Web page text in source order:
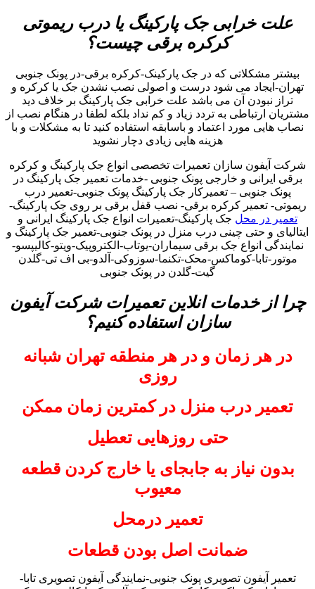
علت خرابی جک پارکینگ یا درب ریموتی
کرکره برقی چیست؟
بیشتر مشکلاتی که در جک پارکینک-کرکره برقی-در پونک جنوبی
تهران-ایجاد می شود درست و اصولی نصب نشدن جک یا کرکره و
تراز نبودن آن می باشد علت خرابی جک پارکینگ بر خلاف دید
مشتریان ارتباطی به تردد زیاد و کم نداد بلکه لطفا در هنگام نصب از
نصاب هایی مورد اعتماد و باسابقه استفاده کنید تا به مشکلات و با
هزینه هایی زیادی دچار نشوید
شرکت آیفون سازان تعمیرات تخصصی انواع جک پارکینگ و کرکره
برقی ایرانی و خارجی پونک جنوبی -خدمات تعمیر جک پارکینگ در
پونک جنوبی – تعمیرکار جک پارکینگ پونک جنوبی-تعمیر درب
ریموتی- تعمیر کرکره برقی- نصب قفل برقی بر روی جک پارکینگ-
تعمیر در محل جک پارکینگ-تعمیرات انواع جک پارکینگ ایرانی و
ایتالیای و حتی چینی درب منزل در پونک جنوبی-تعمیر جک پارکینگ و
نمایندگی انواع جک برقی سیماران-یوتاب-الکتروپیک-ویتو-کالیپسو-
موتور-تابا-کوماکس-محک-تکنما-سوزوکی-آلدو-بی اف تی-گلدن
گیت-گلدن در پونک جنوبی
چرا از خدمات انلاین تعمیرات شرکت آیفون
سازان استفاده کنیم؟
در هر زمان و در هر منطقه تهران شبانه
روزی
تعمیر درب منزل در کمترین زمان ممکن
حتی روزهایی تعطیل
بدون نیاز به جابجای یا خارج کردن قطعه
معیوب
تعمیر درمحل
ضمانت اصل بودن قطعات
تعمیر آیفون تصویری پونک جنوبی-نمایندگی آیفون تصویری تابا-